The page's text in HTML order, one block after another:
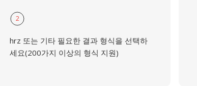
2
hrz 또는 기타 필요한 결과 형식을 선택하
세요(200가지 이상의 형식 지원)